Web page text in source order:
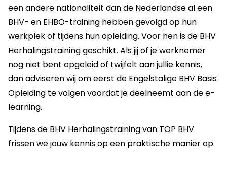
een andere nationaliteit dan de Nederlandse al een
BHV- en EHBO-training hebben gevolgd op hun
werkplek of tijdens hun opleiding. Voor hen is de BHV
Herhalingstraining geschikt. Als jij of je werknemer
nog niet bent opgeleid of twijfelt aan jullie kennis,
dan adviseren wij om eerst de Engelstalige BHV Basis
Opleiding te volgen voordat je deelneemt aan de e-
learning.
Tijdens de BHV Herhalingstraining van TOP BHV
frissen we jouw kennis op een praktische manier op.